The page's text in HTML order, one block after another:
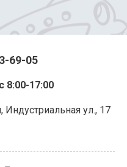
69-05
8:00-17:00
Индустриальная ул., 17